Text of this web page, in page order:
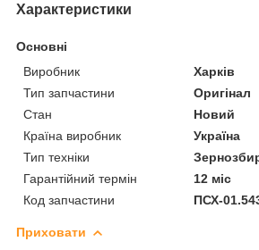
Характеристики
Основні
Виробник
Харків
Тип запчастини
Оригінал
Стан
Новий
Країна виробник
Україна
Тип техніки
Гарантійний термін
12 міс
Код запчастини
ПСХ-
Приховати